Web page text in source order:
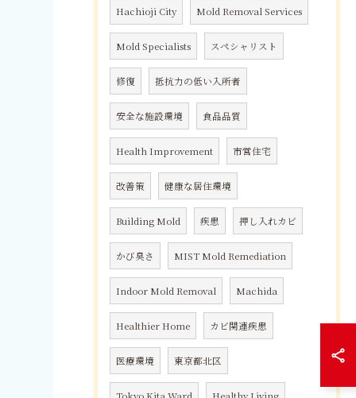
Hachioji City Mold Removal Services
Mold Specialists スペシャリスト
修復 抵抗力の低い入所者
安全な施設環境 食品品質
Health Improvement 市営住宅
改善策 健康な居住環境
Building Mold 疾患 押し入れカビ
かび臭さ MIST Mold Remediation
Indoor Mold Removal Machida
Healthier Home カビ関連疾患
医療環境 東京都北区